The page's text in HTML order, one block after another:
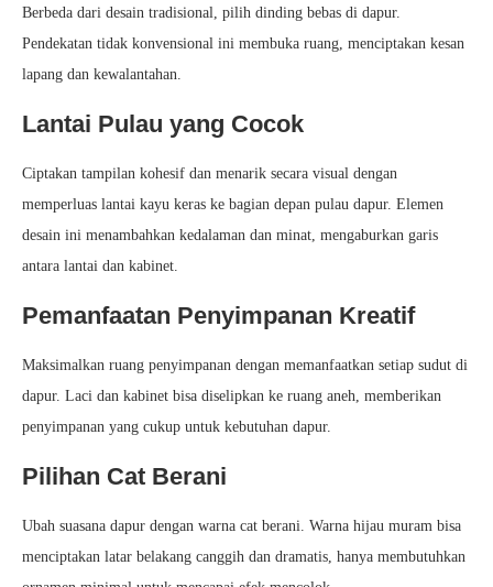
Berbeda dari desain tradisional, pilih dinding bebas di dapur.
Pendekatan tidak konvensional ini membuka ruang, menciptakan kesan
lapang dan kewalantahan.
Lantai Pulau yang Cocok
Ciptakan tampilan kohesif dan menarik secara visual dengan
memperluas lantai kayu keras ke bagian depan pulau dapur. Elemen
desain ini menambahkan kedalaman dan minat, mengaburkan garis
antara lantai dan kabinet.
Pemanfaatan Penyimpanan Kreatif
Maksimalkan ruang penyimpanan dengan memanfaatkan setiap sudut di
dapur. Laci dan kabinet bisa diselipkan ke ruang aneh, memberikan
penyimpanan yang cukup untuk kebutuhan dapur.
Pilihan Cat Berani
Ubah suasana dapur dengan warna cat berani. Warna hijau muram bisa
menciptakan latar belakang canggih dan dramatis, hanya membutuhkan